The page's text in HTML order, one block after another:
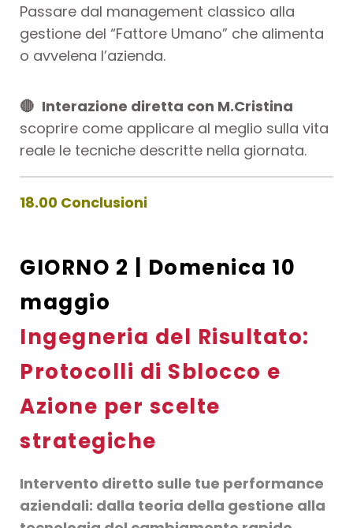
Passare dal management classico alla
gestione del “Fattore Umano” che alimenta
o avvelena l’azienda.
🔴 Interazione diretta con M.Cristina
scoprire come applicare al meglio sulla vita
reale le tecniche descritte nella giornata.
18.00 Conclusioni
GIORNO 2 | Domenica 10
maggio
Ingegneria del Risultato:
Protocolli di Sblocco e
Azione per scelte
strategiche
Intervento diretto sulle tue performance
aziendali: dalla teoria della gestione alla